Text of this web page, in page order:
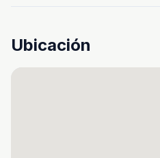
Ubicación